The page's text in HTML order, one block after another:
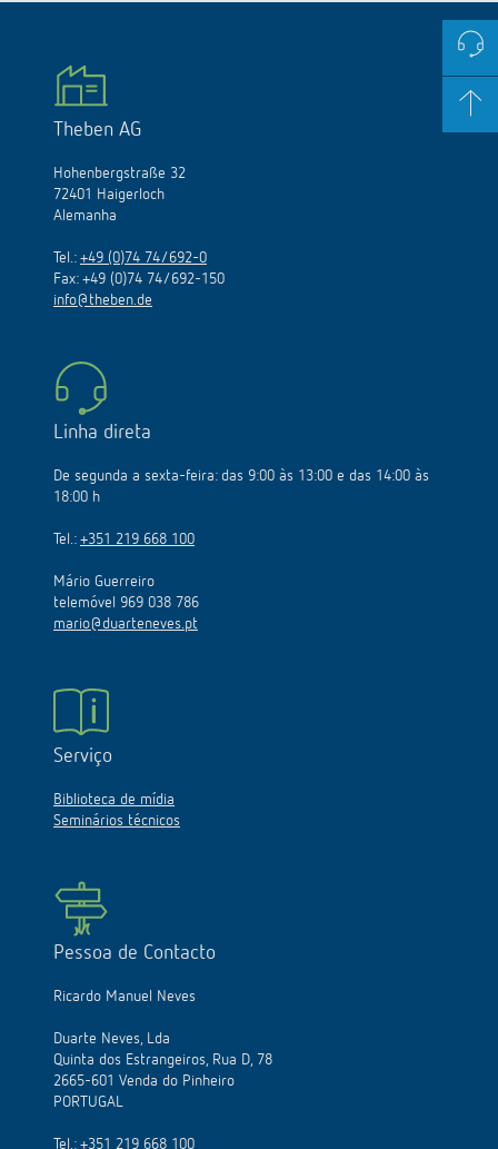
Theben AG
Hohenbergstraße 32
72401 Haigerloch
Alemanha
Tel.: +49 (0)74 74/692-0
Fax: +49 (0)74 74/692-150
info@theben.de
Linha direta
De segunda a sexta-feira: das 9:00 às 13:00 e das 14:00 às
18:00 h
Tel.: +351 219 668 100
Mário Guerreiro
telemóvel 969 038 786
mario@duarteneves.pt
Serviço
Biblioteca de mídia
Seminários técnicos
Pessoa de Contacto
Ricardo Manuel Neves
Duarte Neves, Lda
Quinta dos Estrangeiros, Rua D, 78
2665-601 Venda do Pinheiro
PORTUGAL
Tel.: +351 219 668 100